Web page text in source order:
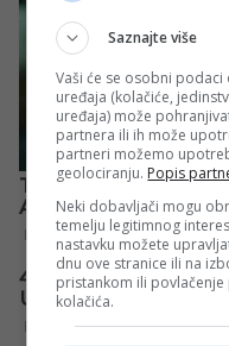
Saznajte više
Vaši će se osobni
uređaja (kolačiće,
uređaja) može
partnera ili ih može
partneri možemo
geolociranju. Popis
Neki dobavljači mogu
temelju legitimnog
nastavku možete
dnu ove stranice ili na
pristankom ili
kolačića.